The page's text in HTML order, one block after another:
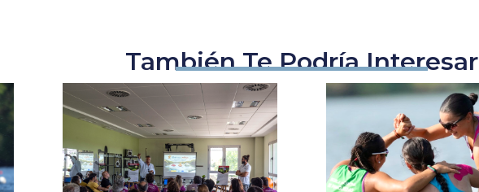
También Te Podría Interesar